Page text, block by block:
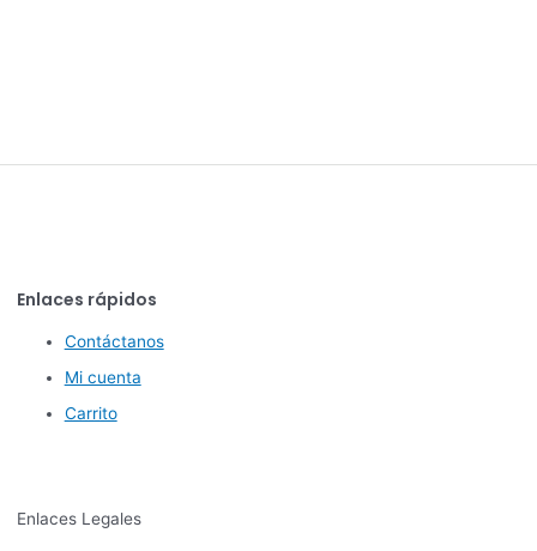
Enlaces rápidos
Contáctanos
Mi cuenta
Carrito
Enlaces Legales